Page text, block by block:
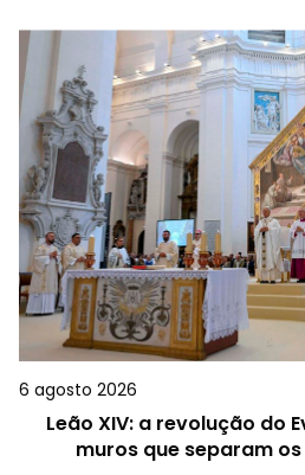
6 agosto 2026
Leão XIV: a revolução do
muros que separam